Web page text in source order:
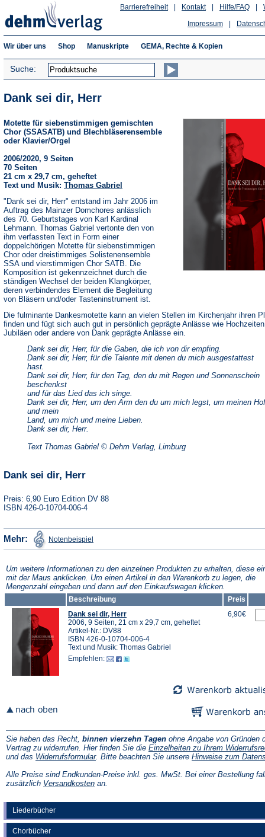
Hilfe/FAQ
Kontakt
Barrierefreiheit
Impressum
Wir über uns Shop Manuskripte GEMA, Rechte & Kopien
Suche:
Liederbücher
Chorbücher
Dank sei dir, Herr
Motette für siebenstimmigen gemischten
Chor (SSASATB) und Blechbläserensemble
oder Klavier/Orgel
2006/2020, 9 Seiten
70 Seiten
21 cm x 29,7 cm, geheftet
Text und Musik: Thomas Gabriel
"Dank sei dir, Herr" entstand im Jahr 2006 im
Auftrag des Mainzer Domchores anlässlich
des 70. Geburtstages von Karl Kardinal
Lehmann. Thomas Gabriel vertonte den von
ihm verfassten Text in Form einer
doppelchörigen Motette für siebenstimmigen
Chor oder dreistimmiges Solistenensemble
SSA und vierstimmigen Chor SATB. Die
Komposition ist gekennzeichnet durch die
ständigen Wechsel der beiden Klangkörper,
deren verbindendes Element die Begleitung
von Bläsern und/oder Tasteninstrument ist.
Die fulminante Dankesmotette kann an vielen Stellen im Kirchenjahr ihren
finden und fügt sich auch gut in persönlich geprägte Anlässe wie
Jubiläen oder andere von Dank geprägte Anlässe ein.
Dank sei dir, Herr, für die Gaben, die ich von dir empfing.
Dank sei dir, Herr, für die Talente mit denen du mich ausgestattest
hast.
Dank sei dir, Herr, für den Tag, den du mit Regen und Sonnenschein
beschenkst
und für das Lied das ich singe.
Dank sei dir, Herr, um den Arm den du um mich legst, um meinen Hof
und mein
Land, um mich und meine Lieben.
Dank sei dir, Herr.
Text Thomas Gabriel © Dehm Verlag, Limburg
Dank sei dir, Herr
Preis: 6,90 Euro Edition DV 88
ISBN 426-0-10704-006-4
Mehr: Notenbeispiel in
einem
Tab)
Um weitere Informationen zu den einzelnen Produkten zu erhalten, diese
mit der Maus anklicken. Um einen Artikel in den Warenkorb zu legen, die
Mengenzahl eingeben und dann auf den Einkaufswagen klicken.
Beschreibung
Preis
Dank sei dir, Herr
2006, 9 Seiten, 21 cm x 29,7 cm, geheftet
Artikel-Nr.: DV88
ISBN 426-0-10704-006-4
Text und Musik: Thomas Gabriel
Empfehlen:
6,90€
Sie haben das Recht, binnen vierzehn Tagen ohne Angabe von Gründen
Vertrag zu widerrufen. Hier finden Sie die Einzelheiten zu Ihrem
und das Widerrufsformular(Öffnet
einem
neuen
. Bitte beachten Sie unsere Hinweise zum
Alle Preise sind Endkunden-Preise inkl. ges. MwSt. Bei einer Bestellung
zusätzlich Versandkosten(Öffnet
an.